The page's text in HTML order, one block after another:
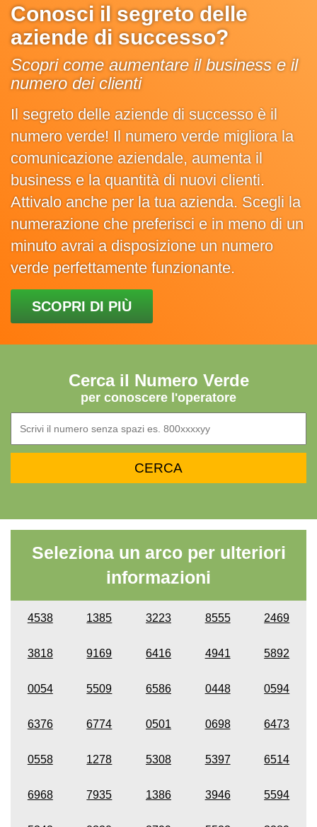
Conosci il segreto delle
aziende di successo?
Scopri come aumentare il business e il
numero dei clienti
Il segreto delle aziende di successo è il
numero verde! Il numero verde migliora la
comunicazione aziendale, aumenta il
business e la quantità di nuovi clienti.
Attivalo anche per la tua azienda. Scegli la
numerazione che preferisci e in meno di un
minuto avrai a disposizione un numero
verde perfettamente funzionante.
SCOPRI DI PIÙ
Cerca il Numero Verde
per conoscere l'operatore
Seleziona un arco per ulteriori
informazioni
4538 1385 3223 8555 2469
3818 9169 6416 4941 5892
0054 5509 6586 0448 0594
6376 6774 0501 0698 6473
0558 1278 5308 5397 6514
6968 7935 1386 3946 5594